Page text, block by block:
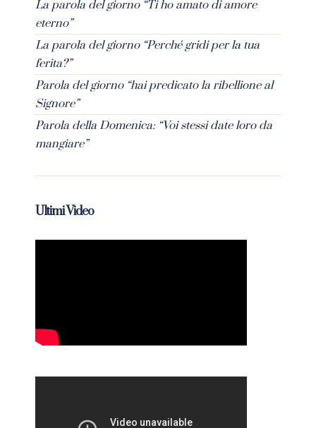
La parola del giorno “Ti ho amato di amore
eterno”
La parola del giorno “Perché gridi per la tua
ferita?”
Parola del giorno “hai predicato la ribellione al
Signore”
Parola della Domenica: “Voi stessi date loro da
mangiare”
Ultimi Video